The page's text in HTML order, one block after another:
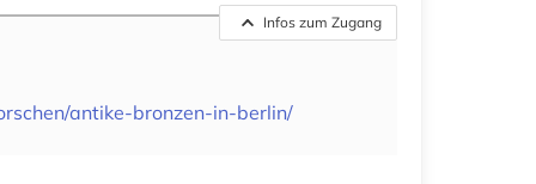
Infos zum Zugang
antike-bronzen-in-berlin/